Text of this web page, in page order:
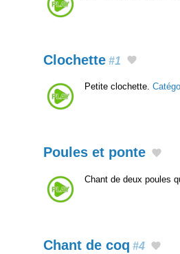
Clochette #1
Petite clochette.
Poules et ponte
Chant de deux poules
Chant de coq #4